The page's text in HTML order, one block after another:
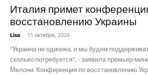
Италия примет
восстановлению Украины
Lisa - 11 октября, 2024
"Украина не одинока, и мы будем
сколько потребуется", - заявила премьер-
Мелони. Конференция по восстановлению